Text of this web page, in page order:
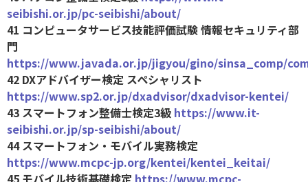
seibishi.or.jp/pc-seibishi/about/
41 コンピュータサービス技能評価試験 情報セキュリティ部
門
https://www.javada.or.jp/jigyou/gino/sinsa_comp/
42 DXアドバイザー検定 スペシャリスト
https://www.sp2.or.jp/dxadvisor/dxadvisor-kentei/
43 スマートフォン整備士検定3級 https://www.it-
seibishi.or.jp/sp-seibishi/about/
44 スマートフォン・モバイル実務検定
https://www.mcpc-jp.org/kentei/kentei_keitai/
45 モバイル技術基礎検定 https://www.mcpc-